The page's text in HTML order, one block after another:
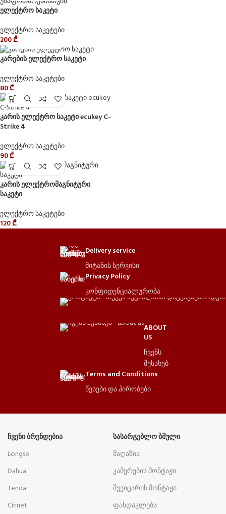
ელექტრო საკეტი
ელექტრო საკეტები
200₾
კარების ელექტრო საკეტი
ელექტრო საკეტები
80₾
კარის ელექტრო საკეტი ecukey C-
Strike 4
ელექტრო საკეტები
90₾
კარის ელექტრომაგნიტური
საკეტი
ელექტრო საკეტები
120₾
Delivery service
მიტანის სერვისი
Privacy Policy
კონფიდენციალურობა
ABOUT
US
ჩვენს
შესახებ
Terms and Conditions
წესები და პირობები
ᲩᲕᲔᲜᲘ ᲑᲠᲔᲜᲓᲔᲑᲘᲐ
Longse
Dahua
Tenda
Cirinet
ᲡᲐᲡᲐᲠᲒᲔᲑᲚᲝ ᲑᲛᲣᲚᲘ
მაღაზია
კამერების მონტაჟი
შვეიცარის მონტაჟი
ფასდაკლება